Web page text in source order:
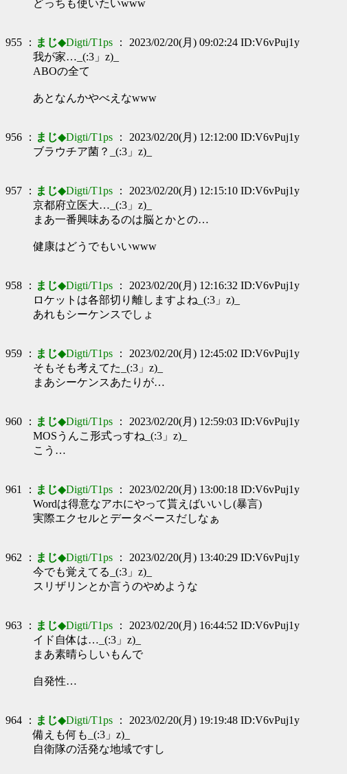
どっちも使いたいwww
955 ： まじ◆Digti/T1ps ： 2023/02/20(月) 09:02:24 ID:V6vPuj1y
我が家…_(:3」z)_
ABOの全て
あとなんかやべえなwww
956 ： まじ◆Digti/T1ps ： 2023/02/20(月) 12:12:00 ID:V6vPuj1y
ブラウチア菌？_(:3」z)_
957 ： まじ◆Digti/T1ps ： 2023/02/20(月) 12:15:10 ID:V6vPuj1y
京都府立医大…_(:3」z)_
まあ一番興味あるのは脳とかとの…
健康はどうでもいいwww
958 ： まじ◆Digti/T1ps ： 2023/02/20(月) 12:16:32 ID:V6vPuj1y
ロケットは各部切り離しますよね_(:3」z)_
あれもシーケンスでしょ
959 ： まじ◆Digti/T1ps ： 2023/02/20(月) 12:45:02 ID:V6vPuj1y
そもそも考えてた_(:3」z)_
まあシーケンスあたりが…
960 ： まじ◆Digti/T1ps ： 2023/02/20(月) 12:59:03 ID:V6vPuj1y
MOSうんこ形式っすね_(:3」z)_
こう…
961 ： まじ◆Digti/T1ps ： 2023/02/20(月) 13:00:18 ID:V6vPuj1y
Wordは得意なアホにやって貰えばいいし(暴言)
実際エクセルとデータベースだしなぁ
962 ： まじ◆Digti/T1ps ： 2023/02/20(月) 13:40:29 ID:V6vPuj1y
今でも覚えてる_(:3」z)_
スリザリンとか言うのやめような
963 ： まじ◆Digti/T1ps ： 2023/02/20(月) 16:44:52 ID:V6vPuj1y
イド自体は…_(:3」z)_
まあ素晴らしいもんで
自発性…
964 ： まじ◆Digti/T1ps ： 2023/02/20(月) 19:19:48 ID:V6vPuj1y
備えも何も_(:3」z)_
自衛隊の活発な地域ですし